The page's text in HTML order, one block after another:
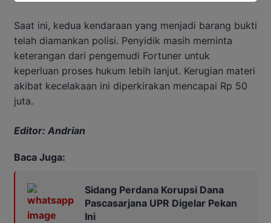
Saat ini, kedua kendaraan yang menjadi barang bukti
telah diamankan polisi. Penyidik masih meminta
keterangan dari pengemudi Fortuner untuk
keperluan proses hukum lebih lanjut. Kerugian materi
akibat kecelakaan ini diperkirakan mencapai Rp 50
juta.
Editor: Andrian
Baca Juga:
Sidang Perdana Korupsi Dana
Pascasarjana UPR Digelar Pekan
Ini